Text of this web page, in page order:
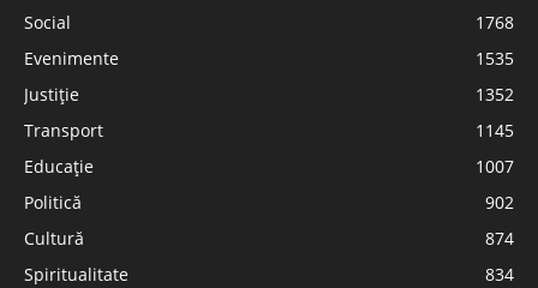
Social
1768
Evenimente
1535
Justiție
1352
Transport
1145
Educație
1007
Politică
902
Cultură
874
Spiritualitate
834